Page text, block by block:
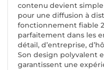
contenu devient
pour une diffusion à
fonctionnement fiable
parfaitement dans les
détail, d’entreprise,
Son design polyvalent
garantissent une